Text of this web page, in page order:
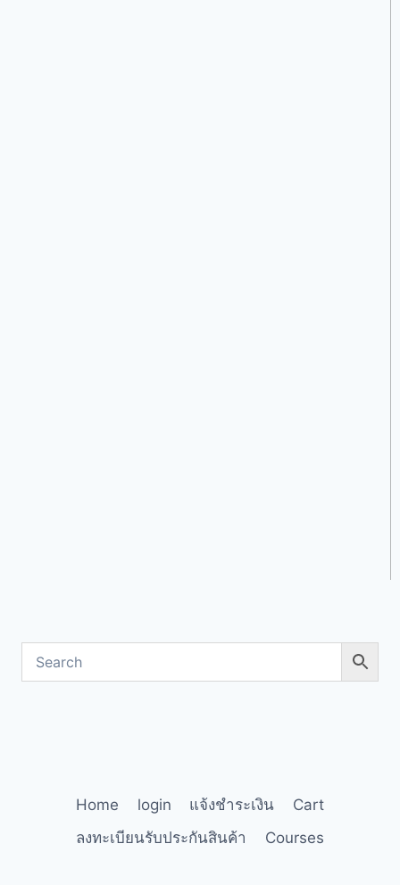
Home login แจ้งชำระเงิน
Cart
ลงทะเบียนรับประกันสินค้า
Courses